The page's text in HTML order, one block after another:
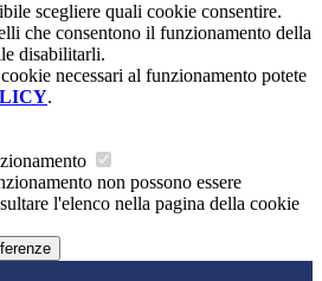
scegliere quali cookie consentire.
che consentono il funzionamento della
disabilitarli.
necessari al funzionamento potete
.
non possono essere
l'elenco nella pagina della cookie